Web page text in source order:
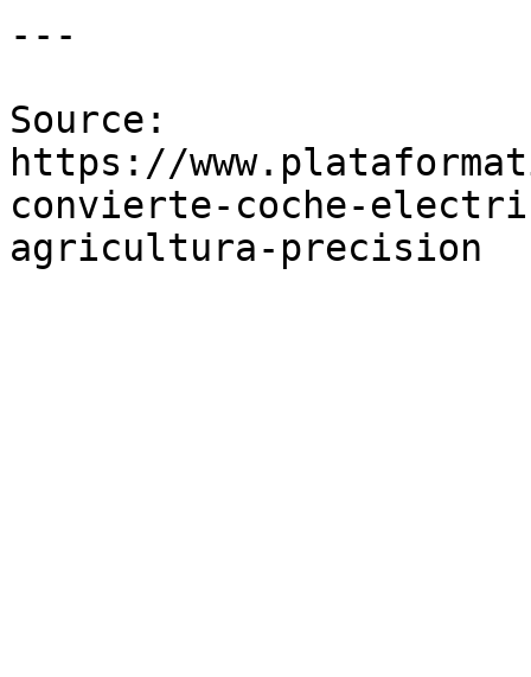
---
Source:
https://
convierte-coche-